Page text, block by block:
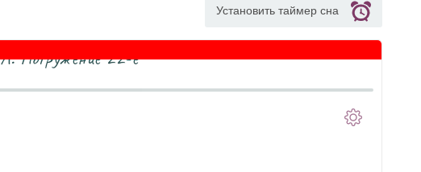
Установить таймер сна
22-е